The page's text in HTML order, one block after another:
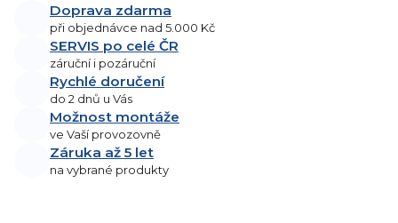
r
n
Doprava zdarma
při objednávce nad 5.000 Kč
SERVIS po celé ČR
záruční i pozáruční
Rychlé doručení
do 2 dnů u Vás
Možnost montáže
ve Vaší provozovně
Záruka až 5 let
na vybrané produkty